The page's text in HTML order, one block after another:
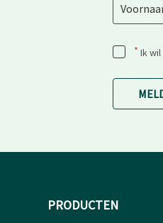
* Ik
PRODUCTEN